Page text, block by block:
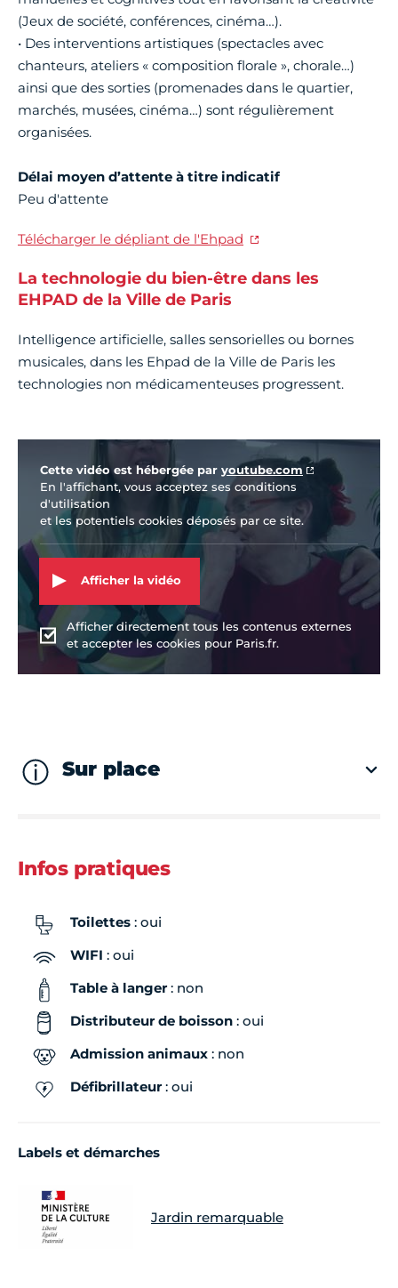
(Jeux de société, conférences, cinéma…).
• Des interventions artistiques (spectacles avec
chanteurs, ateliers « composition florale », chorale…)
ainsi que des sorties (promenades dans le quartier,
marchés, musées, cinéma…) sont régulièrement
organisées.
Délai moyen d’attente à titre indicatif
Peu d'attente
Télécharger le dépliant de l'Ehpad
La technologie du bien-être dans les
EHPAD de la Ville de Paris
Intelligence artificielle, salles sensorielles ou bornes
musicales, dans les Ehpad de la Ville de Paris les
technologies non médicamenteuses progressent.
Cette vidéo est hébergée par youtube.com
En l'affichant, vous acceptez ses conditions
d'utilisation
et les potentiels cookies déposés par ce site.
Afficher la vidéo
Afficher directement tous les contenus externes
et accepter les cookies pour Paris.fr.
Sur place
Infos pratiques
Toilettes : oui
WIFI : oui
Table à langer: non
Distributeur de boisson : oui
Admission animaux : non
Défibrillateur: oui
Labels et démarches
Jardin remarquable